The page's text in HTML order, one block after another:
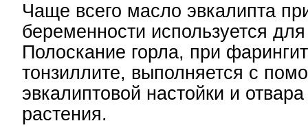
Чаще всего масло эвкалипта
беременности используется
Полоскание горла, при
тонзиллите, выполняется с
эвкалиптовой настойки и
растения.